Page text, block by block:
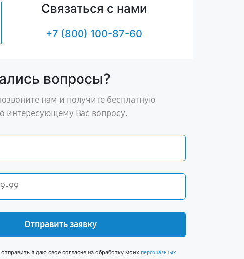
Связаться с нами
+7 (800) 100-87-60
вопросы?
нам и получите бесплатную
интересующему Вас вопросу.
Отправить заявку
я даю свое согласие на обработку моих персональных